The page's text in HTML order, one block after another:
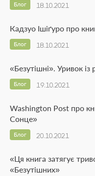
18.10.2021
Блог
Кадзуо Ішіґуро про
18.10.2021
Блог
«Безутішні». Уривок
19.10.2021
Блог
Washington Post про
Сонце»
20.10.2021
Блог
«Ця книга затягує
«Безутішних»